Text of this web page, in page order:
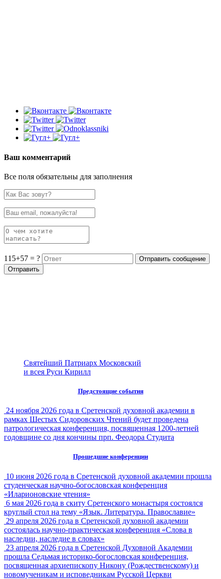
Ваш комментарий
Все поля обязательны для заполнения
115+57 = ?
Святейший Патриарх Московский
и всея Руси Кирилл
Предстоящие события
24 ноября 2026 года в Сретенской духовной академии в
рамках Шестых Сидоровских Чтений будет проведена
патрологическая конференция, посвященная 1200-летней
годовщине со дня кончины прп. Феодора Студита
Прошедшие конференции
10 июня 2026 года в Сретенской духовной академии прошла
студенческая научно-богословская конференция
«Иларионовские чтения»
6 мая 2026 года в скиту Сретенского монастыря состоялся
круглый стол на тему «Язык. Литература. Православие»
29 апреля 2026 года в Сретенской духовной академии
состоялась научно-практическая конференция «Слова в
наследии, наследие в словах»
23 апреля 2026 года в Сретенской Духовной Академии
прошла Седьмая историко-богословская конференция,
посвященная архиепископу Никону (Рождественскому) и
новомученикам и исповедникам Русской Церкви